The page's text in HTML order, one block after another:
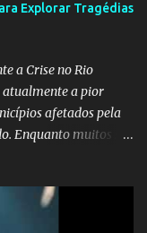
Explorar Tragédias
a Crise no Rio
atualmente a pior
afetados pela
Enquanto muitos se
diretamente
notícias falsas, como